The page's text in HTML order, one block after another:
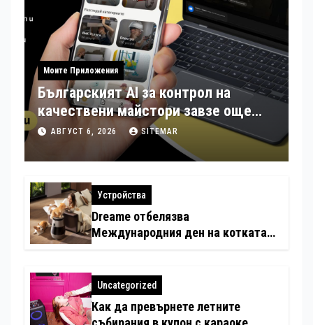
Моите Приложения
Българският AI за контрол на
качествени майстори завзе още
шест страни в Европа
АВГУСТ 6, 2026 SITEMAR
Устройства
Dreame отбелязва
Международния ден на котката
любимци
Uncategorized
Как да превърнете летните